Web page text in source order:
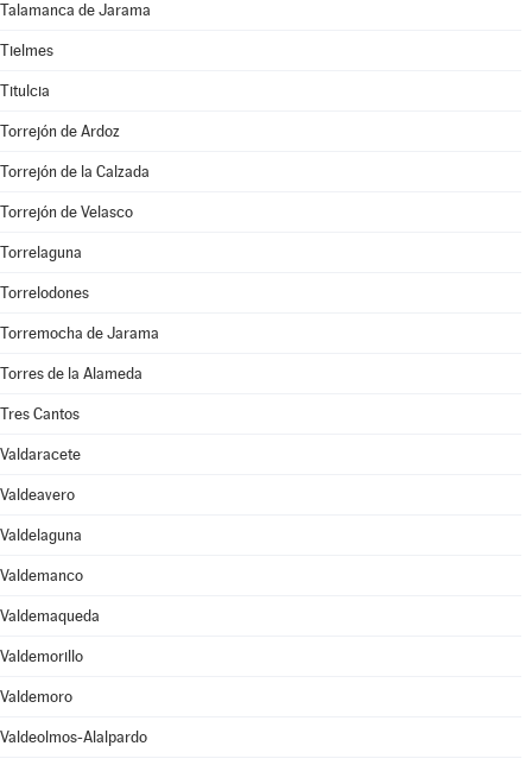
Talamanca de Jarama
Tielmes
Titulcia
Torrejón de Ardoz
Torrejón de la Calzada
Torrejón de Velasco
Torrelaguna
Torrelodones
Torremocha de Jarama
Torres de la Alameda
Tres Cantos
Valdaracete
Valdeavero
Valdelaguna
Valdemanco
Valdemaqueda
Valdemorillo
Valdemoro
Valdeolmos-Alalpardo